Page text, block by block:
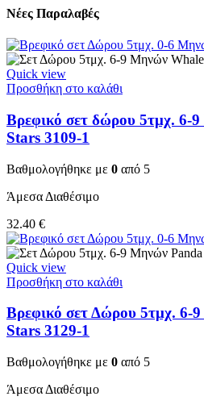
Νέες Παραλαβές
Quick view
Προσθήκη στο καλάθι
Βρεφικό σετ δώρου 5τμχ. 6-
Stars 3109-1
Βαθμολογήθηκε με 0 από 5
Άμεσα Διαθέσιμο
32.40 €
Quick view
Προσθήκη στο καλάθι
Βρεφικό σετ Δώρου 5τμχ. 6-
Stars 3129-1
Βαθμολογήθηκε με 0 από 5
Άμεσα Διαθέσιμο